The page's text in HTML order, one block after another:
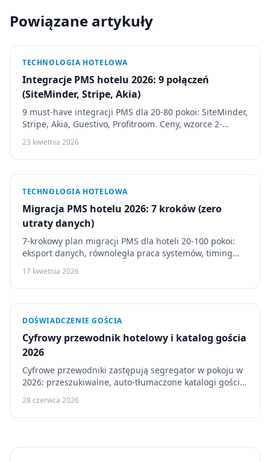
Powiązane artykuły
TECHNOLOGIA HOTELOWA
Integracje PMS hotelu 2026: 9 połączeń
(SiteMinder, Stripe, Akia)
9 must-have integracji PMS dla 20-80 pokoi: SiteMinder,
Stripe, Akia, Guestivo, Profitroom. Ceny, wzorce 2-
dniowe vs 3-tygodniowe, sygnały awarii vendora.
23 kwietnia 2026
TECHNOLOGIA HOTELOWA
Migracja PMS hotelu 2026: 7 kroków (zero
utraty danych)
7-krokowy plan migracji PMS dla hoteli 20-100 pokoi:
eksport danych, równoległa praca systemów, timing
cutover, zachowanie każdej rezerwacji.
17 kwietnia 2026
DOŚWIADCZENIE GOŚCIA
Cyfrowy przewodnik hotelowy i katalog gościa
2026
Cyfrowe przewodniki zastępują segregator w pokoju w
2026: przeszukiwalne, auto-tłumaczone katalogi gościa,
28 czerwca 2026